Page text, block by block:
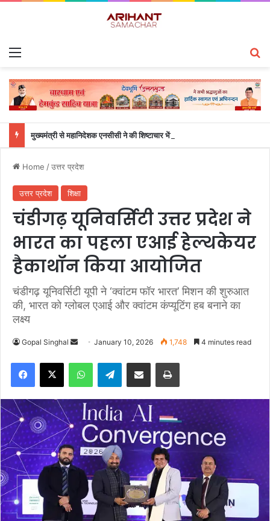
मुख्यमंत्री से महानिदेशक एनसीसी ने की शिष्टाचार भेंट
Home /उत्तर प्रदेश
उत्तर प्रदेश शिक्षा
चंडीगढ़ यूनिवर्सिटी उत्तर प्रदेश ने
भारत का पहला एआई हेल्थकेयर
हैकाथॉन किया आयोजित
चंडीगढ़ यूनिवर्सिटी यूपी ने ‘क्वांटम फॉर भारत’ मिशन की शुरुआत
की, भारत को ग्लोबल एआई और क्वांटम कंप्यूटिंग हब बनाने का
लक्ष्य
Gopal Singhal
n
d
a
n
m
a
January 10, 2026 1,748 4 minutes read
Telegram